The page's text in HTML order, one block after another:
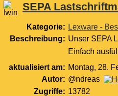
SEPA
Kategorie: Lexware -
Beschreibung: Unser SEPA
Einfach
aktualisiert am: Montag, 28.
Autor: @ndreas
Zugriffe: 13782